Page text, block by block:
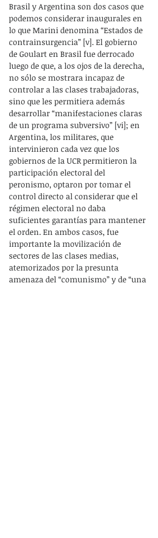
Brasil y Argentina son dos casos que
podemos considerar inaugurales en
lo que Marini denomina “Estados de
contrainsurgencia” [v]. El gobierno
de Goulart en Brasil fue derrocado
luego de que, a los ojos de la derecha,
no sólo se mostrara incapaz de
controlar a las clases trabajadoras,
sino que les permitiera además
desarrollar “manifestaciones claras
de un programa subversivo” [vi]; en
Argentina, los militares, que
intervinieron cada vez que los
gobiernos de la UCR permitieron la
participación electoral del
peronismo, optaron por tomar el
control directo al considerar que el
régimen electoral no daba
suficientes garantías para mantener
el orden. En ambos casos, fue
importante la movilización de
sectores de las clases medias,
atemorizados por la presunta
amenaza del “comunismo” y de “una